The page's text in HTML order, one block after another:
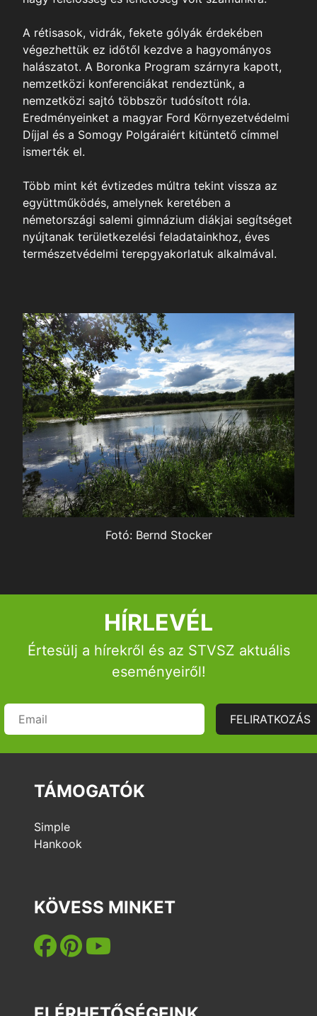
Táj
és
A rétisasok, vidrák, fekete gólyák érdekében
végezhettük ez időtől kezdve a hagyományos
halászatot. A Boronka Program szárnyra kapott,
nemzetközi konferenciákat rendeztünk, a
nemzetközi sajtó többször tudósított róla.
Eredményeinket a magyar Ford Környezetvédelmi
Díjjal és a Somogy Polgáraiért kitüntető címmel
ismerték el.
Több mint két évtizedes múltra tekint vissza az
együttműködés, amelynek keretében a
németországi salemi gimnázium diákjai segítséget
nyújtanak területkezelési feladatainkhoz, éves
természetvédelmi terepgyakorlatuk alkalmával.
Fotó: Bernd Stocker
HÍRLEVÉL
Értesülj a hírekről és az STVSZ aktuális
eseményeiről!
FELIRATKOZÁS
TÁMOGATÓK
Simple
Hankook
KÖVESS MINKET